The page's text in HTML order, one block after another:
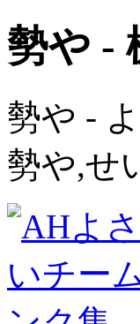
勢や -
勢や -
勢や,せ